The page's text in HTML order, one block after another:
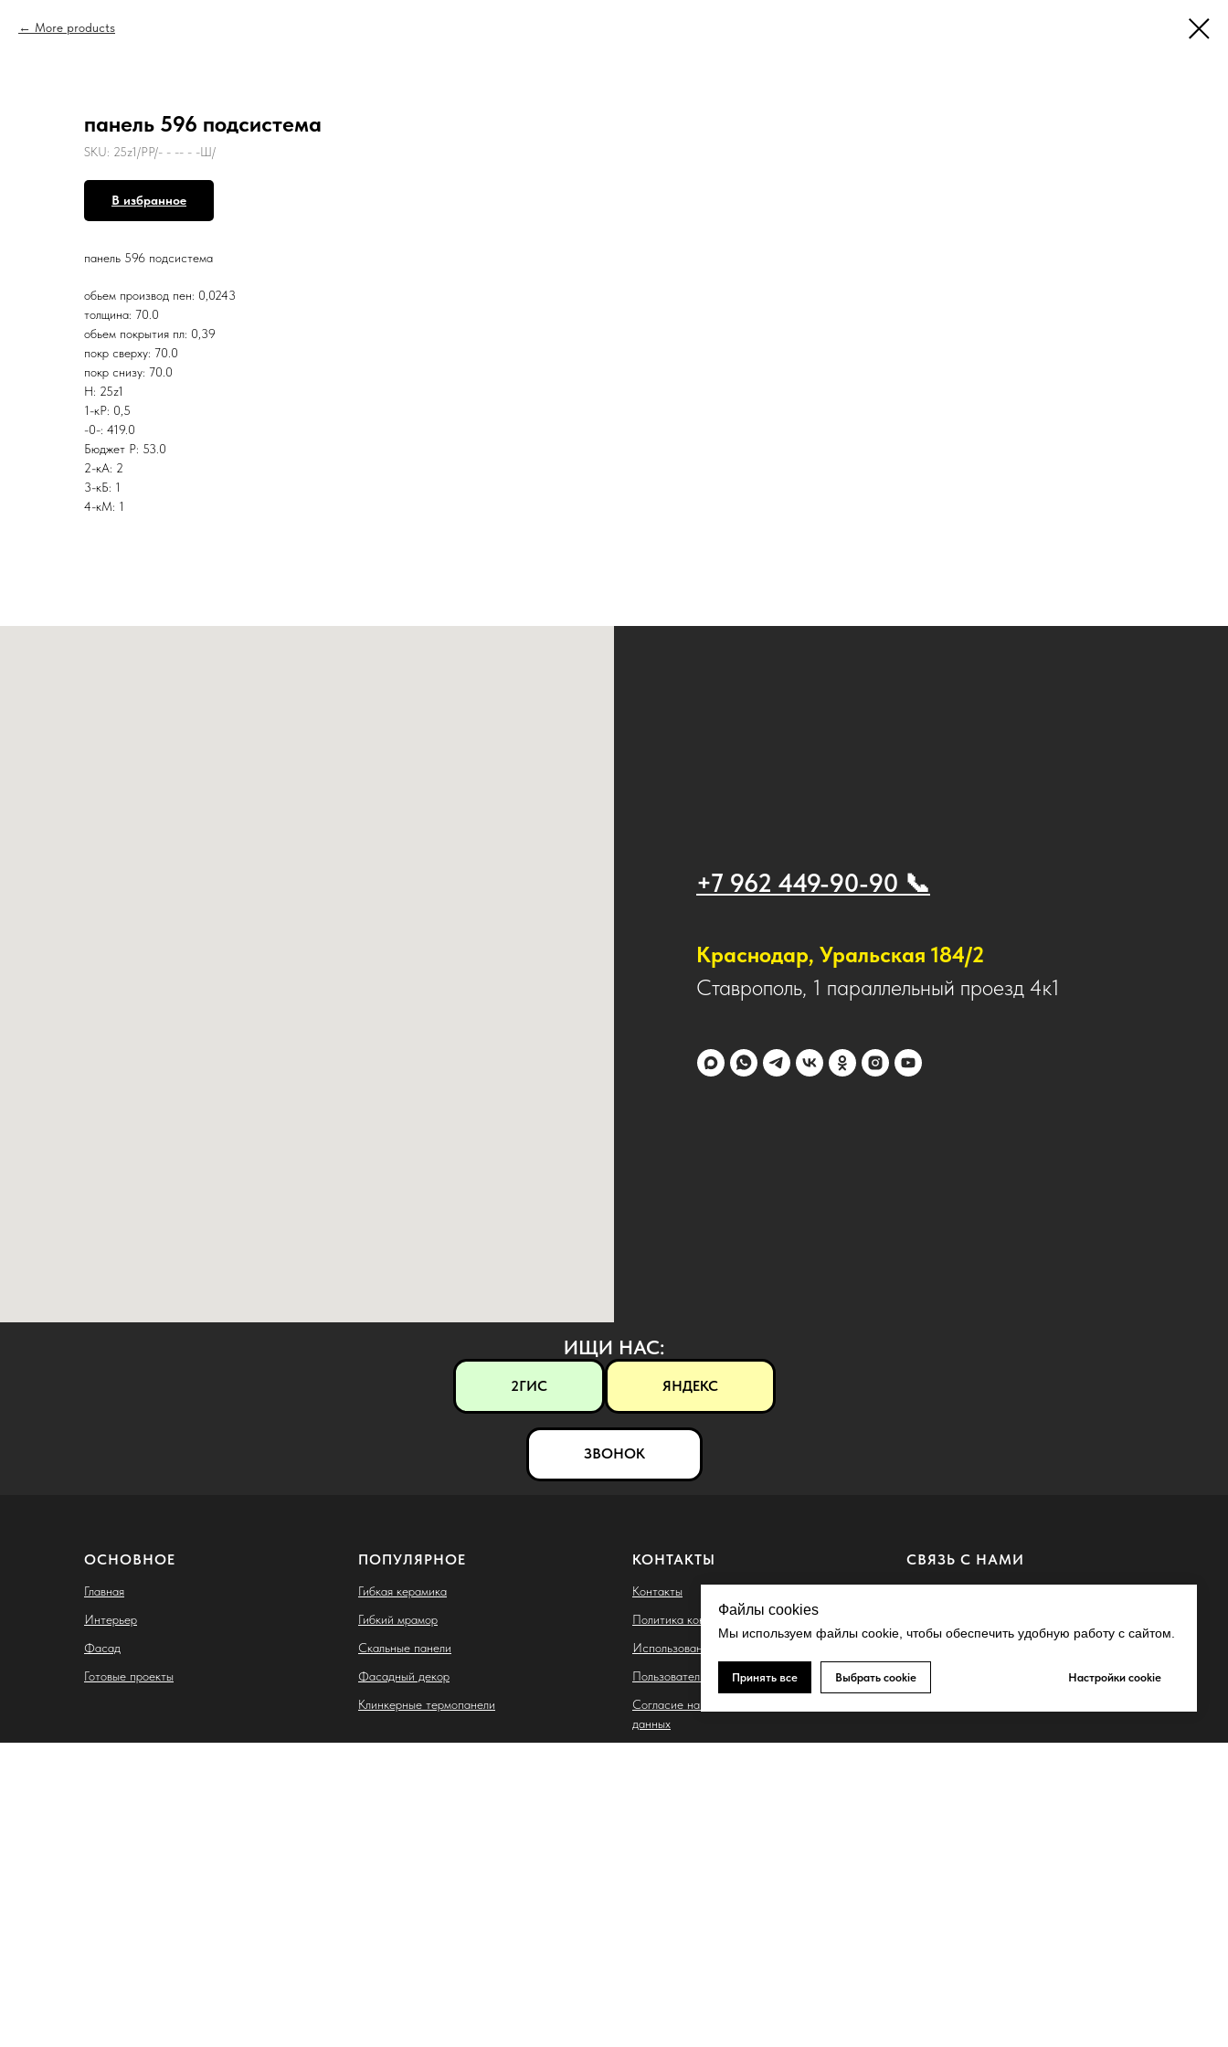
More products
панель 596 подсистема
SKU: 25z1/PР/- - -- - -Ш/
В избранное
панель 596 подсистема
обьем производ пен: 0,0243
толщина: 70.0
обьем покрытия пл: 0,39
покр сверху: 70.0
покр снизу: 70.0
Н: 25z1
1-кР: 0,5
-0-: 419.0
Бюджет Р: 53.0
2-кА: 2
3-кБ: 1
4-кМ: 1
+7 962 449-90-90 📞
Краснодар, Уральская 184/2
Ставрополь, 1 параллельный проезд 4к1
Файлы cookies
Мы используем файлы cookie, чтобы обеспечить удобную работу с сайтом.
Принять все Выбрать cookie Настройки cookie
ИЩИ НАС:
2ГИС ЯНДЕКС
ЗВОНОК
ОСНОВНОЕ
Главная
Интерьер
Фасад
Готовые проекты
ПОПУЛЯРНОЕ
Гибкая керамика
Гибкий мрамор
Скальные панели
Фасадный декор
Клинкерные термопанели
КОНТАКТЫ
Контакты
Политика конфиденциальности
Использование файлов cookie
Пользовательское соглашение
Согласие на обработку персональных
данных
СВЯЗЬ С НАМИ
Запрещено-gram